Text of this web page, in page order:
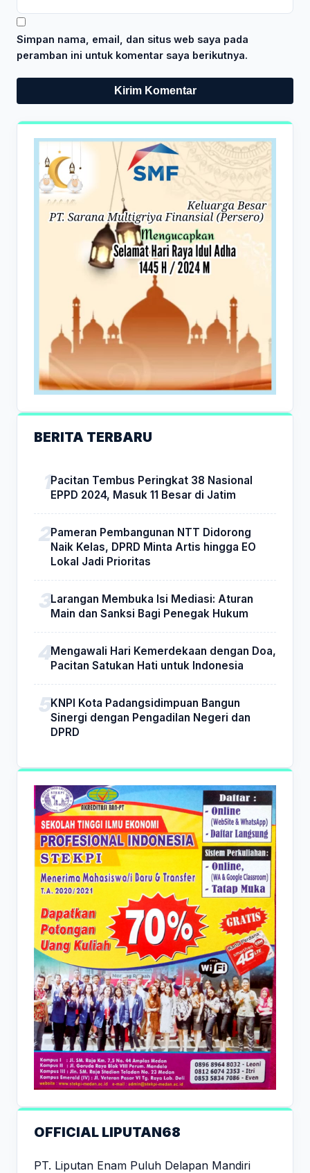
Simpan nama, email, dan situs web saya pada
peramban ini untuk komentar saya berikutnya.
BERITA TERBARU
Pacitan Tembus Peringkat 38 Nasional
EPPD 2024, Masuk 11 Besar di Jatim
Pameran Pembangunan NTT Didorong
Naik Kelas, DPRD Minta Artis hingga EO
Lokal Jadi Prioritas
Larangan Membuka Isi Mediasi: Aturan
Main dan Sanksi Bagi Penegak Hukum
Mengawali Hari Kemerdekaan dengan Doa,
Pacitan Satukan Hati untuk Indonesia
KNPI Kota Padangsidimpuan Bangun
Sinergi dengan Pengadilan Negeri dan
DPRD
OFFICIAL LIPUTAN68
PT. Liputan Enam Puluh Delapan Mandiri